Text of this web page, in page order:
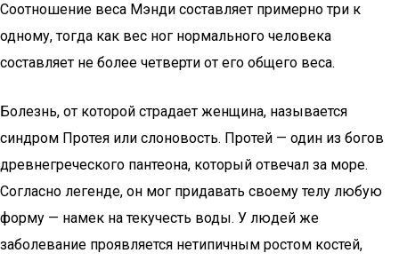
Соотношение веса Мэнди составляет примерно три к
одному, тогда как вес ног нормального человека
составляет не более четверти от его общего веса.
Болезнь, от которой страдает женщина, называется
синдром Протея или слоновость. Протей — один из богов
древнегреческого пантеона, который отвечал за море.
Согласно легенде, он мог придавать своему телу любую
форму — намек на текучесть воды. У людей же
заболевание проявляется нетипичным ростом костей,